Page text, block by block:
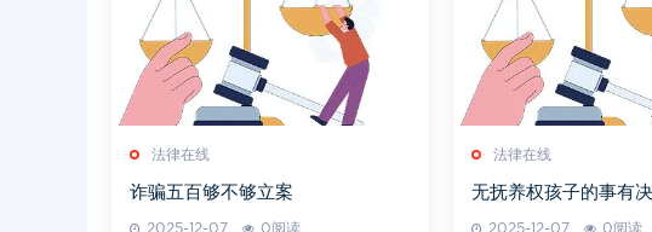
法律在线
诈骗五百够不够立案
2025-12-07 0阅读
法律在线
无抚养权孩子的事有
2025-12-07 0阅读